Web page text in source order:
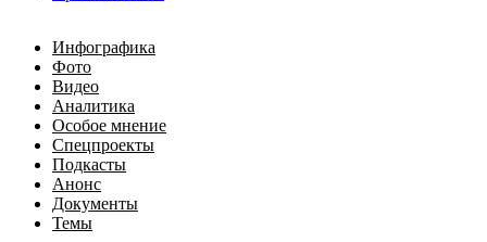
Инфографика
Фото
Видео
Аналитика
Особое мнение
Спецпроекты
Подкасты
Анонс
Документы
Темы